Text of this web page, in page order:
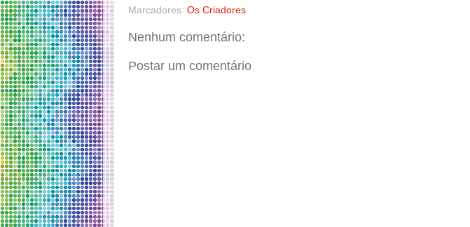
Marcadores: Os Criadores
Nenhum comentário:
Postar um comentário